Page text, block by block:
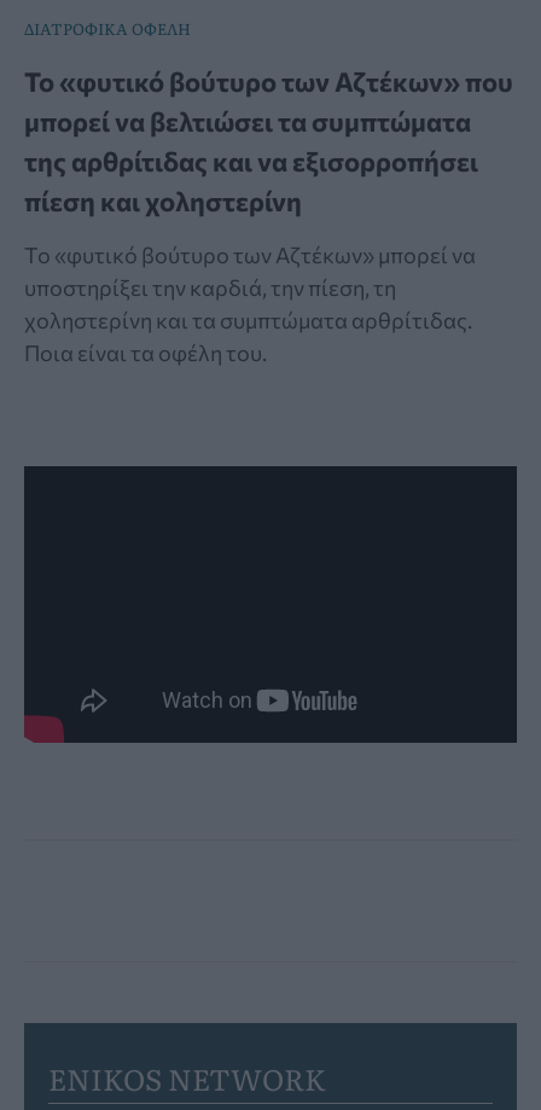
ΔΙΑΤΡΟΦΙΚΑ ΟΦΕΛΗ
Το «φυτικό βούτυρο των Αζτέκων» που
μπορεί να βελτιώσει τα συμπτώματα
της αρθρίτιδας και να εξισορροπήσει
πίεση και χοληστερίνη
Το «φυτικό βούτυρο των Αζτέκων» μπορεί να
υποστηρίξει την καρδιά, την πίεση, τη
χοληστερίνη και τα συμπτώματα αρθρίτιδας.
Ποια είναι τα οφέλη του.
ENIKOS NETWORK